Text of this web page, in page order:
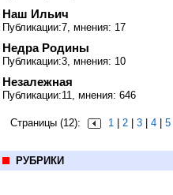
Наш Ильич
Публикации:7, мнения: 17
Недра Родины
Публикации:3, мнения: 10
Незалежная
Публикации:11, мнения: 646
Страницы (12): 1 2 3 4 5
РУБРИКИ